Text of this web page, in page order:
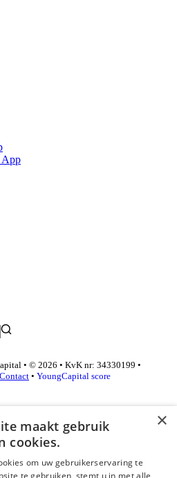
App
• © 2026 • KvK nr: 34330199 •
Contact • YoungCapital score
×
maakt gebruik
cookies.
om uw gebruikerservaring te
te gebruiken, stemt u in met alle